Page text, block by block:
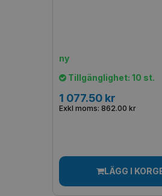
ny
Tillgänglighet: 10 st.
1 077.50 kr
Exkl moms: 862.00 kr
LÄGG I